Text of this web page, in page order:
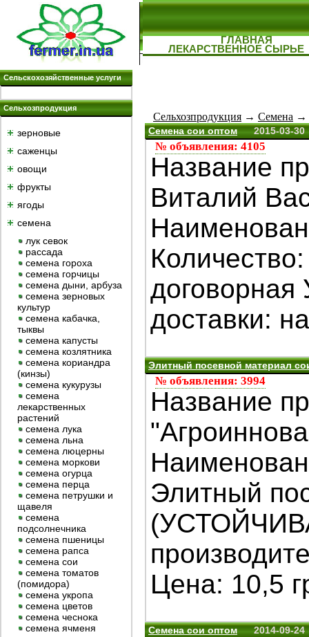
ГЛАВНАЯ
ЛЕКАРСТВЕННОЕ СЫРЬЕ
Сельскохозяйственные услуги
Сельхозпродукция
зерновые
саженцы
овощи
фрукты
ягоды
семена
лук севок
рассада
семена гороха
семена горчицы
семена дыни, арбуза
семена зерновых
культур
семена кабачка,
тыквы
семена капусты
семена козлятника
семена кориандра
(кинзы)
семена кукурузы
семена
лекарственных
растений
семена лука
семена льна
семена люцерны
семена моркови
семена огурца
семена перца
семена петрушки и
щавеля
семена
подсолнечника
семена пшеницы
семена рапса
семена сои
семена томатов
(помидора)
семена укропа
семена цветов
семена чеснока
семена ячменя
Сельхозпродукция → Семена →
№ объявления: 4105
Семена сои оптом 2015-03-30
Название
Виталий
договорная
доставки:
№ объявления: 3994
Элитный посевной материал
Название
Элитный
Цена: 10,5
Семена сои оптом 2014-09-24